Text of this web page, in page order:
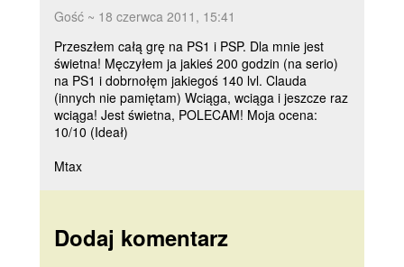
Gość ~ 18 czerwca 2011, 15:41
Przeszłem całą grę na PS1 i PSP. Dla mnie jest
świetna! Męczyłem ja jakieś 200 godzin (na serio)
na PS1 i dobrnołęm jakiegoś 140 lvl. Clauda
(innych nie pamiętam) Wciąga, wciąga i jeszcze raz
wciąga! Jest świetna, POLECAM! Moja ocena:
10/10 (Ideał)
Mtax
Dodaj komentarz